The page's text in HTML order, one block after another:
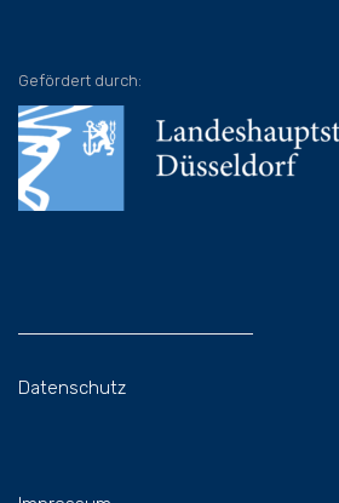
Gefördert durch:
Datenschutz